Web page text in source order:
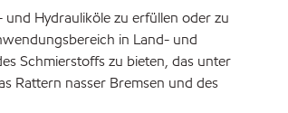
Hydrauliköle zu erfüllen oder zu
in Land- und
Schmierstoffs zu bieten, das unter
Rattern nasser Bremsen und des